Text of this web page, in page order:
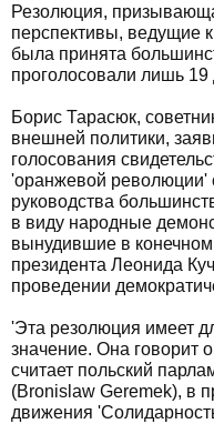
Резолюция,
перспективы, ведущие
была принята
проголосовали лишь
Борис Тарасюк,
внешней политики,
голосования
'оранжевой революции'
руководства
в виду народные
вынудившие в
президента Леонида
проведении
'Эта резолюция имеет
значение. Она говорит
считает польский
(Bronislaw Geremek), в
движения